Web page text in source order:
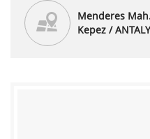
Menderes
Kepez /